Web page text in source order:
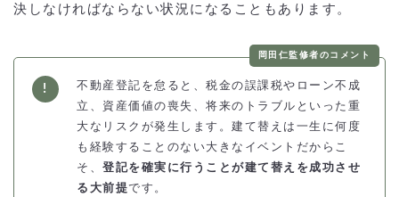
決しなければならない状況になることもあります。
岡田仁監修者のコメント
不動産登記を怠ると、税金の誤課税やローン不成
立、資産価値の喪失、将来のトラブルといった重
大なリスクが発生します。建て替えは一生に何度
も経験することのない大きなイベントだからこ
そ、 登記を確実に行うことが建て替えを成功させ
る大前提です。